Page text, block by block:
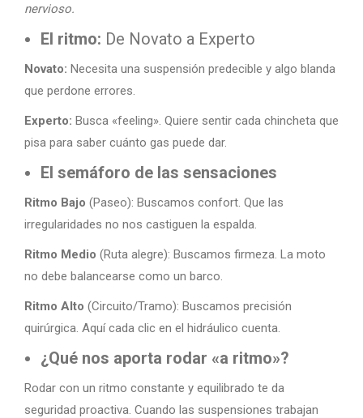
nervioso.
El ritmo: De Novato a Experto
Novato: Necesita una suspensión predecible y algo blanda
que perdone errores.
Experto: Busca «feeling». Quiere sentir cada chincheta que
pisa para saber cuánto gas puede dar.
El semáforo de las sensaciones
Ritmo Bajo (Paseo): Buscamos confort. Que las
irregularidades no nos castiguen la espalda.
Ritmo Medio (Ruta alegre): Buscamos firmeza. La moto
no debe balancearse como un barco.
Ritmo Alto (Circuito/Tramo): Buscamos precisión
quirúrgica. Aquí cada clic en el hidráulico cuenta.
¿Qué nos aporta rodar «a ritmo»?
Rodar con un ritmo constante y equilibrado te da
seguridad proactiva. Cuando las suspensiones trabajan